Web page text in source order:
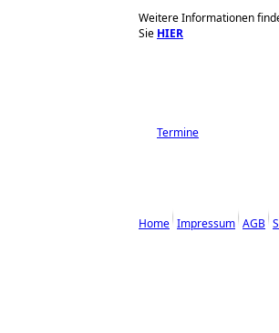
Weitere Informationen
Sie HIER
Termine
Home Impressum AGB